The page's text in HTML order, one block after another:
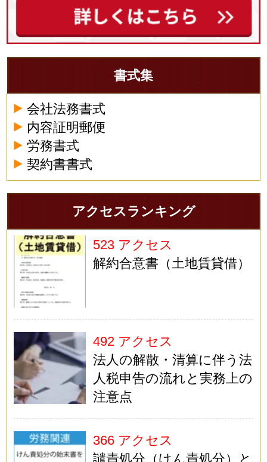
書式集
会社法務書式
内容証明郵便
労務書式
契約書書式
アクセスランキング
523 アクセス
解約合意書（土地賃貸借）
492 アクセス
法人の解散・清算に伴う法
人税申告の流れと実務上の
注意点
366 アクセス
譴責処分（けん責処分）と